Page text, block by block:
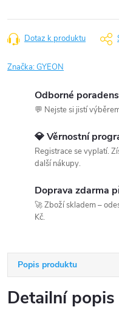
Dotaz k produktu
Značka:GYEON
Odborné
💬 Nejste si jistí
💎 Věrnostní
Registrace se vyplatí.
další nákupy.
Doprava zdarma
🚀 Zboží skladem –
Kč.
Popis produktu
Detailní